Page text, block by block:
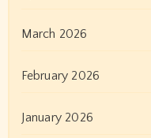
March 2026
February 2026
January 2026